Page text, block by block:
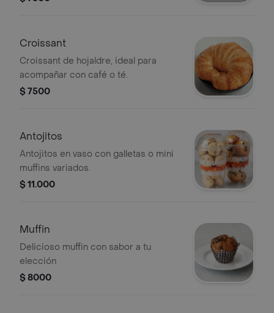
Croissant
Croissant de hojaldre, ideal para
acompañar con café o té.
$ 7500
Antojitos
Antojitos en vaso con galletas o mini
muffins variados.
$ 11.000
Muffin
Delicioso muffin con sabor a tu
elección
$ 8000